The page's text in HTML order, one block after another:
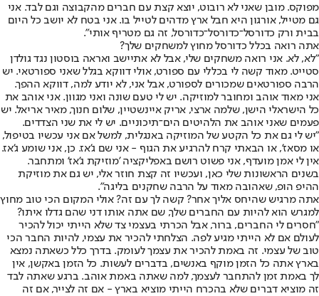
מפוקס. מובן שאני לא רובוט, יוצא קצת עם חברים מהקבוצה וגם לבד. אני
גם מטייל, אורגון היא חבל ארץ מדהים לטייל בו. אני בטח לא יושב כל היום
בבית ורק כדורסל־כדורסל־כדורסל, זה גם מטריף אותי".
אתה רואה בכלל כדורסל מחוץ למשחקים שלך?
"לא, לא. אני רואה משחקים שלי, אבל לא אתיישב ואראה בוסטון נגד גולדן
סטייט. מאוד קשה לי בכללי עם ספורט, אולי דווקא בגלל שאני ספורטאי. יש
הרבה ספורטאים שמכורים לספורט, אבל אני, לא יודע למה, דווקא ההפך.
אני מאוד אוהב ומחובר למוזיקה. יש לי טעם שונה ואני מגוון. אני אוהב את
כל הישראלי הישן, שלמה ארצי, אריק איינשטיין, שלום חנוך, מאיר אריאל. יש
פעמים שאני אוהב את הלהיטים הים־תיכוניים. יש לי את שני הצדדים.
"יש לי גם את כל הקטע של המוזיקה באנגלית, למשל אם אני עכשיו בטיפול,
או מסאז', או הבאתי קרח להרגיע את הגוף - אני שם ג'אז. כן, אני שומע ג'אז.
אין לי אמן מועדף, אני פשוט רושם באפליקציה 'מוזיקת ג'אז' ומתחבר.
בשנים הראשונות שלי כאן, ועכשיו זה קצת חוזר אלי, יש גם את מוזיקת
ההיפ הופ, שאהובה מאוד על הרבה שחקנים בליגה".
אתה מרגיש שהיחס אליך אחר? קשה לך עם זה? אולי המקום הכי טוב מחוץ
למגרש הוא להיות עם החברים שלך, שם אתה אותו דני שהם גדלו איתו?
"חסרים לי החברים, ברור, אבל הכרתי בעצמי צד שלא הייתי יכול להכיר
לעולם אם לא הייתי מגיע לפה. הצלחתי להכיר את עצמי, להיות החבר הכי
טוב של עצמי. זה באמת להכיר את עצמך לעומק. בדרך כלל כשאתה נמצא
בארץ אתה כל הזמן מוקף באנשים, בדברים לעשות. כל הזמן באקשן, אין
לך באמת זמן להתחבר לעצמך, למה שאתה באמת אוהב. ברגע שאתה לבד
זה מוציא דברים שלא בהכרח הייתי מוציא בארץ - אם זה לצייר, אם זה